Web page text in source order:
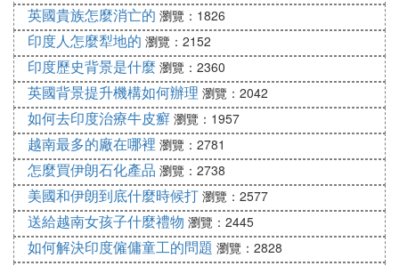
3. 喬治五世將姓氏改為溫莎，為什麼不是
別的姓氏
女王的孩子們是冠女王姓的。1917年，喬治五世不僅
將其統治的王朝和王室住所更名為「溫莎」，還將它
定為家族姓氏。為保王室穩定，所有王位繼承人必須
姓溫莎。
再說西方的代表英國吧。對中國人來說，姓氏源遠流
長，代表了家族血統，所以不能改變，可是對英國人
來說，姓的傳統來自於六世紀的盎格魯撒克遜人，所
英國貴族怎麼消亡的 瀏覽：1826
印度人怎麼犁地的 瀏覽：2152
印度歷史背景是什麼 瀏覽：2360
英國背景提升機構如何辦理 瀏覽：2042
如何去印度治療牛皮癬 瀏覽：1957
越南最多的廠在哪裡 瀏覽：2781
怎麼買伊朗石化產品 瀏覽：2738
美國和伊朗到底什麼時候打 瀏覽：2577
送給越南女孩子什麼禮物 瀏覽：2445
如何解決印度僱傭童工的問題 瀏覽：2828